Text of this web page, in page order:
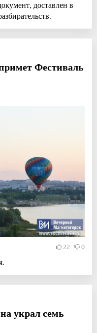
доставлен в
Фестиваль
22 0
украл семь